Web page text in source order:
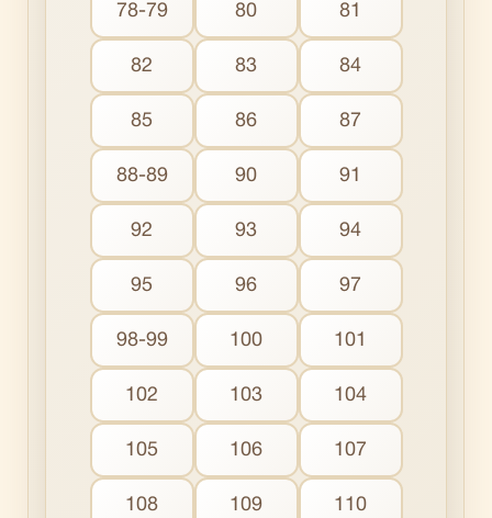
78-79 80 81
82 83 84
85 86 87
88-89 90 91
92 93 94
95 96 97
98-99 100 101
102 103 104
105 106 107
108 109 110